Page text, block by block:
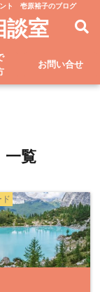
ント 壱原裕子のブログ
談室
お問い合せ
一覧
ド